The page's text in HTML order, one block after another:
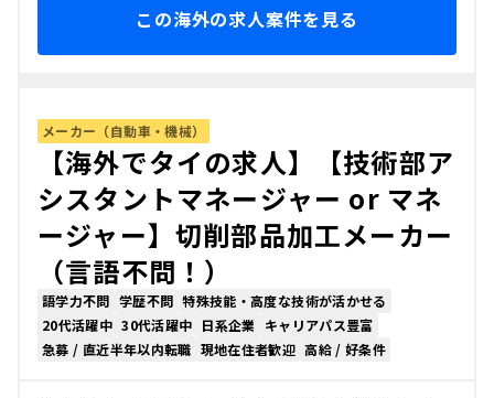
この海外の求人案件を見る
メーカー（自動車・機械）
【海外でタイの求人】【技術部ア
シスタントマネージャー or マネ
ージャー】切削部品加工メーカー
（言語不問！）
語学力不問 学歴不問 特殊技能・高度な技術が活かせる
20代活躍中 30代活躍中 日系企業
キャリアパス豊富
急募 / 直近半年以内転職 現地在住者歓迎 高給 / 好条件